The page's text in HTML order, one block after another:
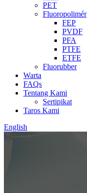
PET
Fluoropolimér
FEP
PVDF
PFA
PTFE
ETFE
Fluorubber
Warta
FAQs
Tentang Kami
Sertipikat
Taros Kami
English